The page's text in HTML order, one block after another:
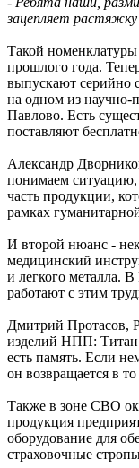
зацепляет
Такой
прошлого года.
выпускают серийно
на одном из научно-
Павлово. Есть
поставляют
Александр
понимаем ситуацию,
часть продукции,
рамках
И второй нюанс -
медицинский
и легкого металла.
работают с этим
Дмитрий Протасов,
изделий НПП: Титан
есть память. Если
он возвращается в
Также в зоне СВО
продукция
оборудование для
страховочные